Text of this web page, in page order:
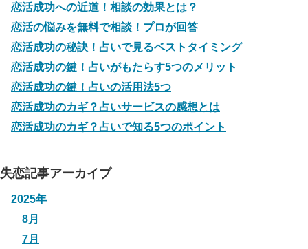
恋活成功への近道！相談の効果とは？
恋活の悩みを無料で相談！プロが回答
恋活成功の秘訣！占いで見るベストタイミング
恋活成功の鍵！占いがもたらす5つのメリット
恋活成功の鍵！占いの活用法5つ
恋活成功のカギ？占いサービスの感想とは
恋活成功のカギ？占いで知る5つのポイント
失恋記事アーカイブ
2025年
8月
7月